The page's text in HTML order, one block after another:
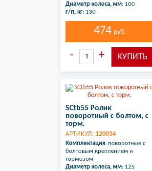
Диаметр колеса, мм: 100
г/п, кг: 130
474 руб.
SCtb55 Ролик
поворотный с болтом, с
торм.
АРТИКУЛ: 120034
Комплектация: поворотные с
болтовым креплением и
тормозом
Диаметр колеса, мм: 125